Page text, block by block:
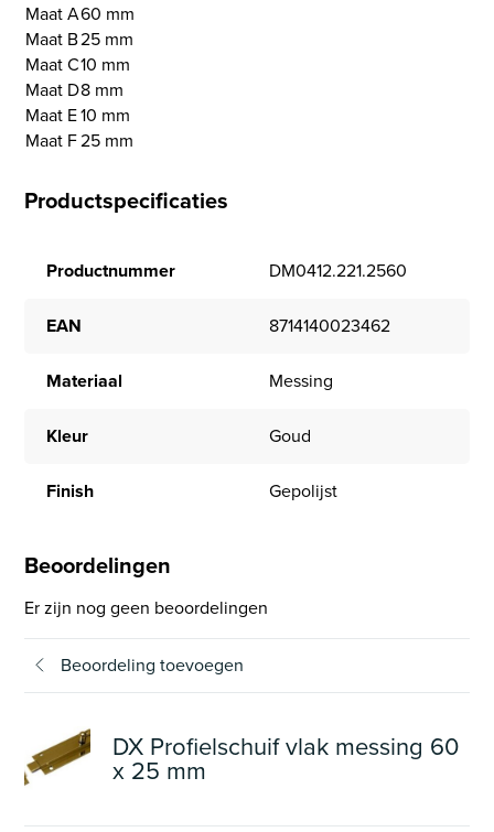
Maat A60 mm
Maat B25 mm
Maat C10 mm
Maat D8 mm
Maat E10 mm
Maat F25 mm
Productspecificaties
Productnummer DM0412.221.2560
EAN 8714140023462
Materiaal Messing
Kleur Goud
Finish Gepolijst
Beoordelingen
Er zijn nog geen beoordelingen
Beoordeling toevoegen
DX Profielschuif vlak messing 60
x 25 mm